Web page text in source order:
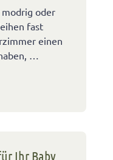
oder
fast
einen
…
Ihr Baby